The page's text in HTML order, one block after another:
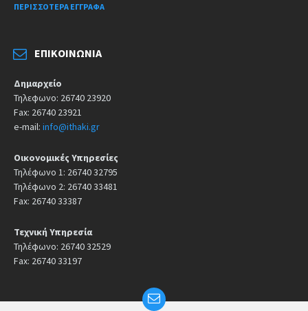
ΠΕΡΙΣΣΌΤΕΡΑ ΈΓΓΡΑΦΑ
ΕΠΙΚΟΙΝΩΝΊΑ
Δημαρχείο
Τηλεφωνο: 26740 23920
Fax: 26740 23921
e-mail: info@ithaki.gr
Οικονομικές Υπηρεσίες
Τηλέφωνο 1: 26740 32795
Τηλέφωνο 2: 26740 33481
Fax: 26740 33387
Τεχνική Υπηρεσία
Τηλέφωνο: 26740 32529
Fax: 26740 33197